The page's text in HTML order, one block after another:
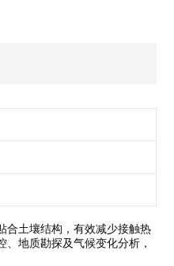
合土壤结构，有效减少接触热
地质勘探及气候变化分析，